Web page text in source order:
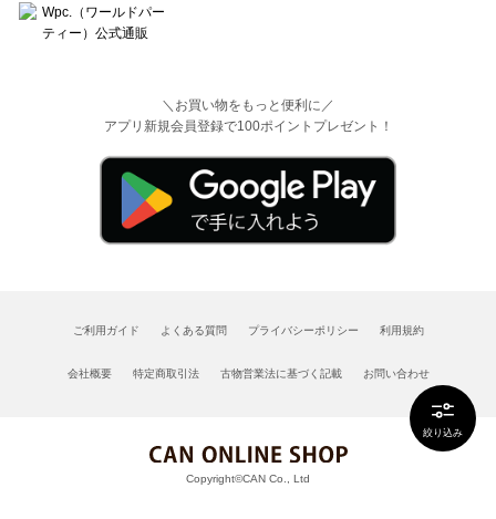
絞り込み
＼お買い物をもっと便利に／
アプリ新規会員登録で100ポイントプレゼント！
ご利用ガイド よくある質問 プライバシーポリシー 利用規約
会社概要 特定商取引法 古物営業法に基づく記載 お問い合わせ
Copyright©CAN Co., Ltd